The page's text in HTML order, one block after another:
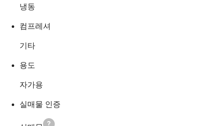
냉동
컴프레셔
기타
용도
자가용
실매물 인증